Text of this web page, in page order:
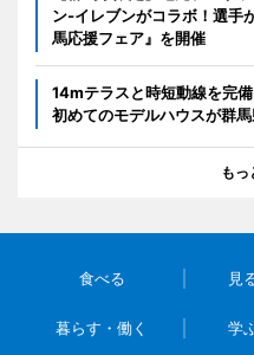
ン‐イレブンがコラボ！選手
馬応援フェア』を開催
14mテラスと時短動線を完
初めてのモデルハウスが群
もっ
食べる 見
暮らす・働く 学